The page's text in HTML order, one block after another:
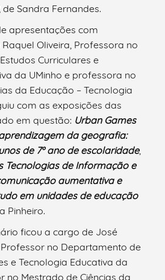
de Sandra Fernandes.
apresentações com
Oliveira, Professora no
Curriculares e
da UMinho e professora no
da Educação – Tecnologia
com as exposições das
em questão: Urban Games
da geografia:
de 7º ano de escolaridade,
Tecnologias de Informação e
aumentativa e
em unidades de educação
Pinheiro.
ficou a cargo de José
no Departamento de
e Tecnologia Educativa da
no Mestrado de Ciências da